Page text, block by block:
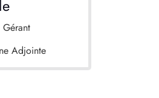
Adjointe